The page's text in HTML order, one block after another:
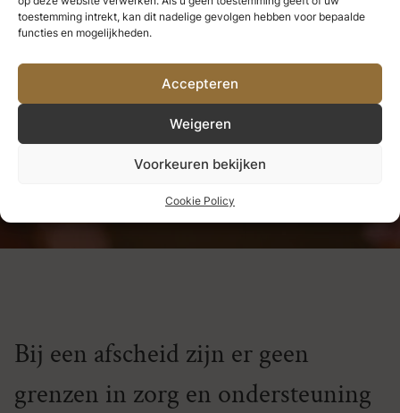
toestemming intrekt, kan dit nadelige gevolgen hebben voor bepaalde
functies en mogelijkheden.
Accepteren
Weigeren
Voorkeuren bekijken
Cookie Policy
we nooit verliezen.Alles wat we
diep liefhebben, wordt een deel
van ons.
Helen Keller
Bij een afscheid zijn er geen
grenzen in zorg en ondersteuning